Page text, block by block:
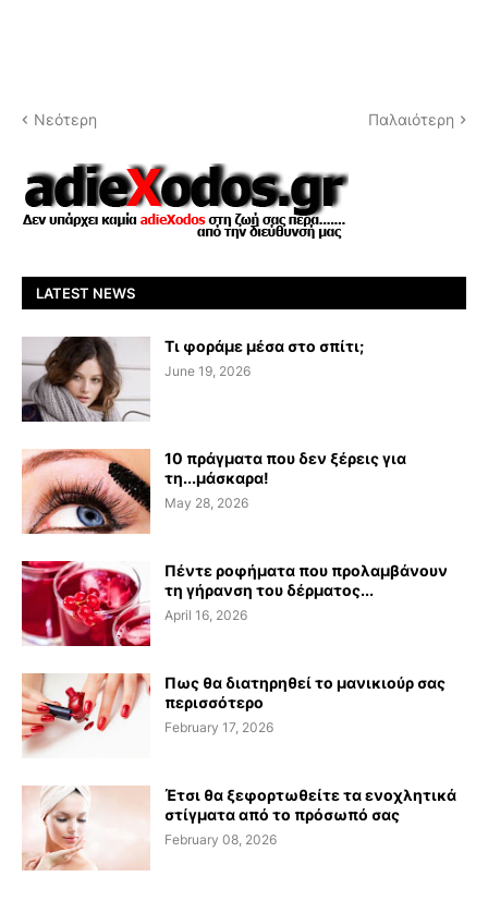
Νεότερη Παλαιότερη
LATEST NEWS
Τι φοράμε μέσα στο σπίτι;
June 19, 2026
10 πράγματα που δεν ξέρεις για
τη...μάσκαρα!
May 28, 2026
Πέντε ροφήματα που προλαμβάνουν
τη γήρανση του δέρματος...
April 16, 2026
Πως θα διατηρηθεί το μανικιούρ σας
περισσότερο
February 17, 2026
Έτσι θα ξεφορτωθείτε τα ενοχλητικά
στίγματα από το πρόσωπό σας
February 08, 2026